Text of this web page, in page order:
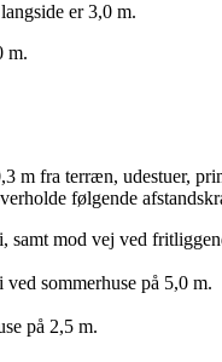
er 3,0 m.
m.
m fra terræn, udestuer,
følgende
samt mod vej ved
sommerhuse på 5,0 m.
på 2,5 m.